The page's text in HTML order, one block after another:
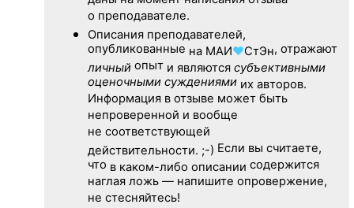
о преподавателе.
Описания преподавателей,
опубликованные на МАИ♥СтЭн, отражают
личныйопыт и являются субъективными
оценочными суждениямиих авторов.
Информация в отзыве может быть
непроверенной и вообще
не соответствующей
действительности. ;-) Если вы считаете,
что в каком-либо описании содержится
наглая ложь — напишите опровержение,
не стесняйтесь!